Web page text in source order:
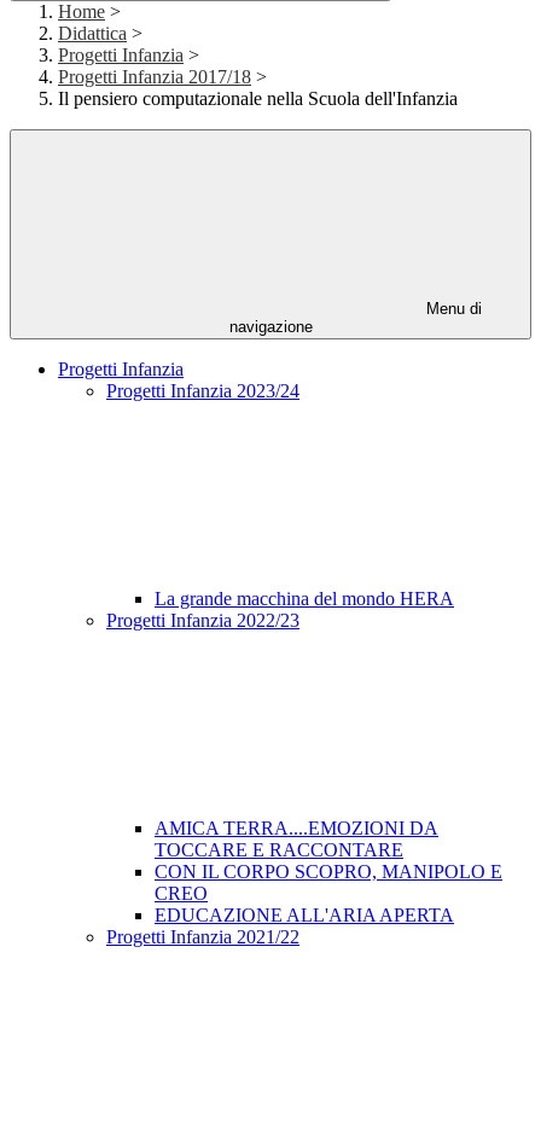
Home >
Didattica >
Progetti Infanzia >
Progetti Infanzia 2017/18 >
Il pensiero computazionale nella Scuola dell'Infanzia
Menu di
navigazione
Progetti Infanzia
Progetti Infanzia 2023/24
La grande macchina del mondo HERA
Progetti Infanzia 2022/23
AMICA TERRA....EMOZIONI DA
TOCCARE E RACCONTARE
CON IL CORPO SCOPRO, MANIPOLO E
CREO
EDUCAZIONE ALL'ARIA APERTA
Progetti Infanzia 2021/22